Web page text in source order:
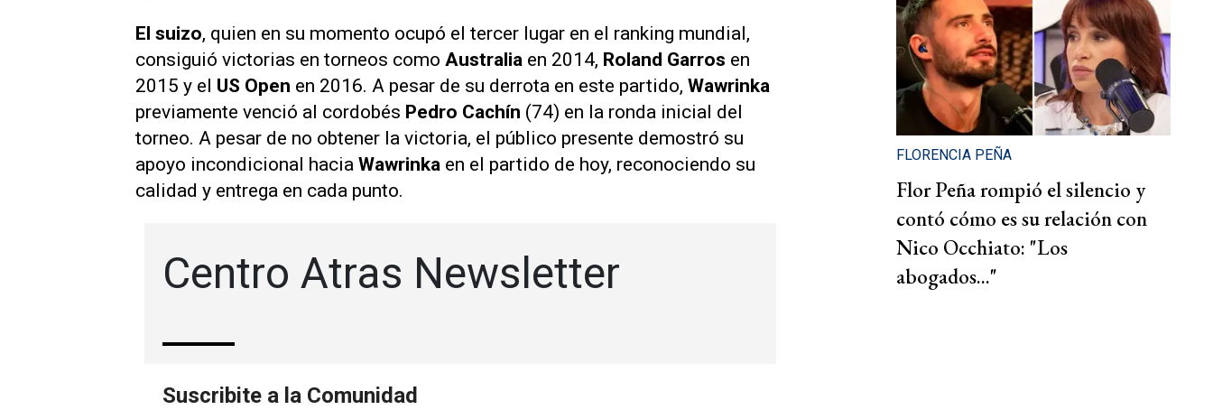
El suizo, quien en su momento ocupó el tercer lugar en el ranking mundial,
consiguió victorias en torneos como Australia en 2014, Roland Garros en
2015 y el US Open en 2016. A pesar de su derrota en este partido, Wawrinka
previamente venció al cordobés Pedro Cachín (74) en la ronda inicial del
torneo. A pesar de no obtener la victoria, el público presente demostró su
apoyo incondicional hacia Wawrinka en el partido de hoy, reconociendo su
calidad y entrega en cada punto.
FLORENCIA PEÑA
Flor Peña rompió el silencio y
contó cómo es su relación con
Nico Occhiato: "Los
abogados..."